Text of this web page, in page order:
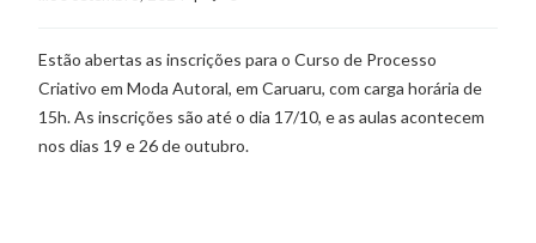
Estão abertas as inscrições para o Curso de Processo
Criativo em Moda Autoral, em Caruaru, com carga horária de
15h. As inscrições são até o dia 17/10, e as aulas acontecem
nos dias 19 e 26 de outubro.